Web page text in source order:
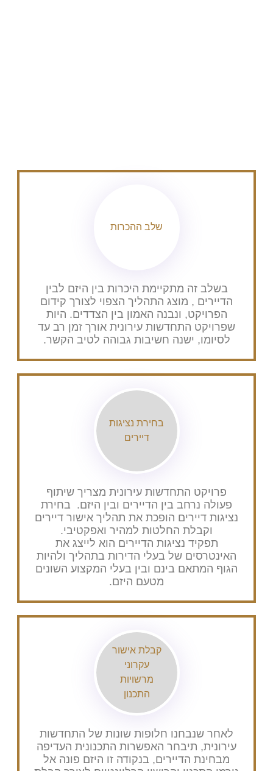
שלב ההכרות
בשלב זה מתקיימת היכרות בין היזם לבין
הדיירים , מוצג התהליך הצפוי לצורך קידום
הפרויקט, ונבנה האמון בין הצדדים. היות
שפרויקט התחדשות עירונית אורך זמן רב עד
לסיומו, ישנה חשיבות גבוהה לטיב הקשר.
בחירת נציגות
דיירים
פרויקט התחדשות עירונית מצריך שיתוף
פעולה נרחב בין הדיירים ובין היזם. בחירת
דיירים הופכת את תהליך אישור דיירים
וקבלת החלטות למהיר ואפקטיבי.
תפקיד נציגות הדיירים הוא לייצג את
האינטרסים של בעלי הדירות בתהליך ולהיות
הגוף המתאם בינם ובין בעלי המקצוע השונים
מטעם היזם.
קבלת אישור
עקרוני
מרשויות
התכנון
לאחר שנבחנו חלופות שונות של התחדשות
עירונית, תיבחר האפשרות התכנונית העדיפה
מבחינת הדיירים, בנקודה זו היזם פונה אל